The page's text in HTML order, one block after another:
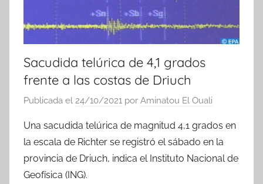
Sacudida telúrica de 4,1 grados
frente a las costas de Driuch
Publicada el 24/10/2021 por Aminatou El Ouali
Una sacudida telúrica de magnitud 4,1 grados en
la escala de Richter se registró el sábado en la
provincia de Driuch, indica el Instituto Nacional de
Geofísica (ING).